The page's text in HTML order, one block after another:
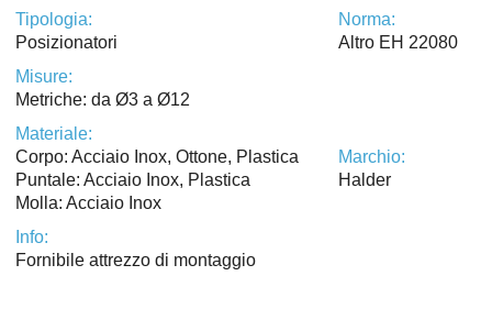
Tipologia:
Posizionatori
Norma:
Altro EH 22080
Misure:
Metriche: da Ø3 a Ø12
Materiale:
Corpo: Acciaio Inox, Ottone, Plastica
Puntale: Acciaio Inox, Plastica
Molla: Acciaio Inox
Marchio:
Halder
Info:
Fornibile attrezzo di montaggio